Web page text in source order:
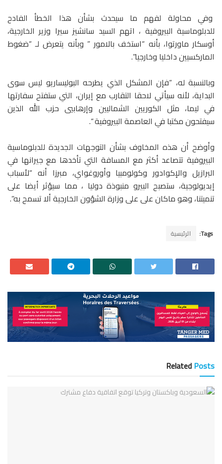
وفي محاولة لفهم ما سيحدث بشأن هذا الخطأ الفادح
للدبلوماسية البيروفية ، اتهم السيد سانشيز سيرا وزير الخارجية،
أوسكار ماورتوا، بأنه “استخف بالامور ” وبأنه يتعرض لـ “ضغوط
الماركسيين داخليا وخارجيا”.
وبالنسبة له، “فإن المشكل الذي يطرحه البوليساريو ليس سوى
البداية، لأنه سيأتي لاحقا التقارب مع إيران، التي ستفتح سفارتها
في ليما، مثل الكوريين الشماليين وإرهابيي حزب الله الذين
سيفتحون مكتبا في العاصمة البيروفية “.
وأوضح أن هذه المخاوف بشأن التوجهات الجديدة للدبلوماسية
البيروفية تتصاعد أكثر مع المسافة التي تأخدها مع جيرانها في
البرازيل والإكوادور وكولومبيا وأوروغواي، مبرزا أنه “لأسباب
إيديولوجية، ستصبح البيرو منبوذة دوليا ، مما سيؤثر أيضا على
تنميتنا، وهو ماكان على على وزارة الشؤون الخارجية ألا تسمح به”.
Tags: الرئيسية
RelatedPosts